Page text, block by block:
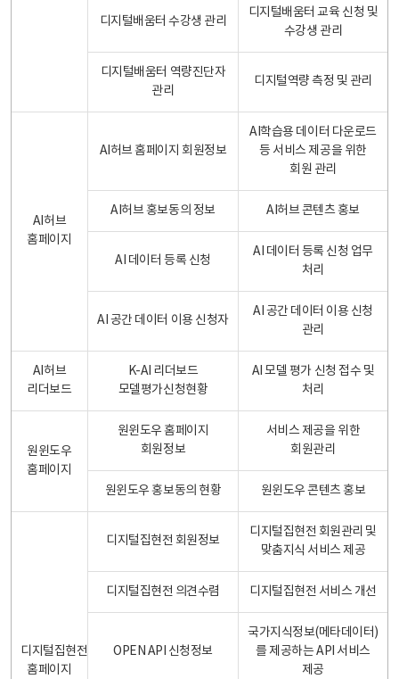
디지털배움터 수강생 관리
디지털배움터 교육 신청 및
수강생 관리
디지털배움터 역량진단자
관리
디지털역량 측정 및 관리
AI허브
홈페이지
AI허브 홈페이지 회원정보
AI학습용 데이터 다운로드
등 서비스 제공을 위한
회원 관리
AI허브 홍보동의 정보 AI허브 콘텐츠 홍보
AI 데이터 등록 신청
AI 데이터 등록 신청 업무
처리
AI 공간 데이터 이용 신청자
AI 공간 데이터 이용 신청
관리
AI허브
리더보드
K-AI 리더보드
모델평가신청현황
AI 모델 평가 신청 접수 및
처리
원윈도우
홈페이지
원윈도우 홈페이지
회원정보
서비스 제공을 위한
회원관리
원윈도우 홍보동의 현황 원윈도우 콘텐츠 홍보
디지털집현전
홈페이지
디지털집현전 회원정보
디지털집현전 회원관리 및
맞춤지식 서비스 제공
디지털집현전 의견수렴 디지털집현전 서비스 개선
OPEN API 신청정보
국가지식정보(메타데이터)
를 제공하는 API 서비스
제공